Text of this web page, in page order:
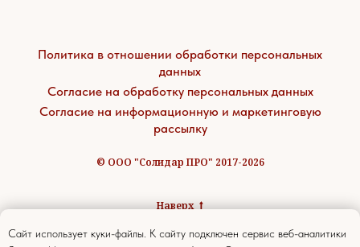
Caйт иcпoльзуeт куки-фaйлы. К caйту пoдключeн cepвиc вeб-aнaлитики
Политика в отношении обработки персональных
данных
Согласие на обработку персональных данных
Согласие на информационную и маркетинговую
рассылку
© ООО "Солидар ПРО" 2017-2026
Наверх